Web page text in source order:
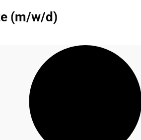
(m/w/d)